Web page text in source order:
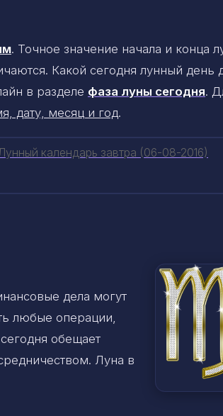
. Точное значение начала и конца
Какой сегодня лунный день
в разделе фаза луны сегодня.
дату, месяц и год.
календарь завтра (06-08-2016)
дела могут
любые операции,
обещает
Луна в